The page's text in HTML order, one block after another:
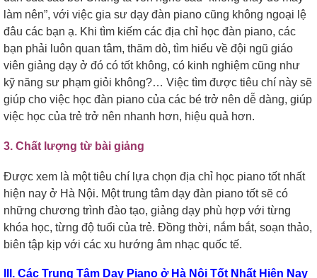
làm nên”, với việc gia sư dạy đàn piano cũng không ngoại lệ
đâu các bạn ạ. Khi tìm kiếm các địa chỉ học đàn piano, các
bạn phải luôn quan tâm, thăm dò, tìm hiểu về đội ngũ giáo
viên giảng dạy ở đó có tốt không, có kinh nghiệm cũng như
kỹ năng sư phạm giỏi không?… Việc tìm được tiêu chí này sẽ
giúp cho việc học đàn piano của các bé trở nên dễ dàng, giúp
việc học của trẻ trở nên nhanh hơn, hiệu quả hơn.
3. Chất lượng từ bài giảng
Được xem là một tiêu chí lựa chọn địa chỉ học piano tốt nhất
hiện nay ở Hà Nội. Một trung tâm dạy đàn piano tốt sẽ có
những chương trình đào tạo, giảng dạy phù hợp với từng
khóa học, từng độ tuổi của trẻ. Đồng thời, nắm bắt, soạn thảo,
biên tập kịp với các xu hướng âm nhạc quốc tế.
III. Các Trung Tâm Dạy Piano ở Hà Nội Tốt Nhất Hiện Nay